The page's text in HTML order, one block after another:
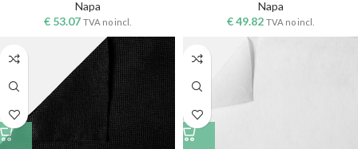
Napa
€ 53.07 TVA no incl.
Napa
€49.82 TVA no incl.